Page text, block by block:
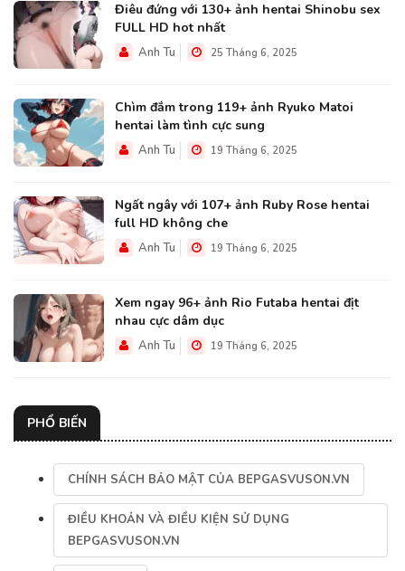
Điêu đứng với 130+ ảnh hentai Shinobu sex
FULL HD hot nhất
Anh Tu 25 Tháng 6, 2025
Chìm đắm trong 119+ ảnh Ryuko Matoi
hentai làm tình cực sung
Anh Tu 19 Tháng 6, 2025
Ngất ngây với 107+ ảnh Ruby Rose hentai
full HD không che
Anh Tu 19 Tháng 6, 2025
Xem ngay 96+ ảnh Rio Futaba hentai địt
nhau cực dâm dục
Anh Tu 19 Tháng 6, 2025
PHỔ BIẾN
CHÍNH SÁCH BẢO MẬT CỦA BEPGASVUSON.VN
ĐIỀU KHOẢN VÀ ĐIỀU KIỆN SỬ DỤNG
BEPGASVUSON.VN